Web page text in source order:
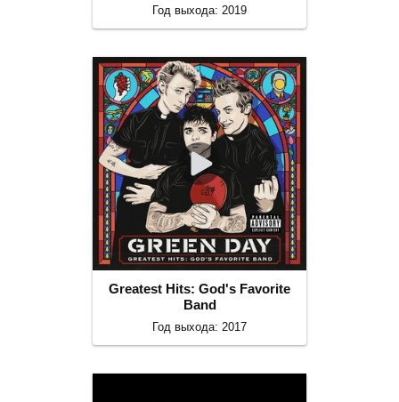
Год выхода: 2019
Greatest Hits: God's Favorite
Band
Год выхода: 2017